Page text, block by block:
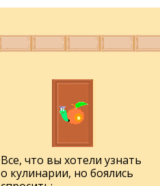
Все, что вы хотели узнать
о кулинарии, но боялись